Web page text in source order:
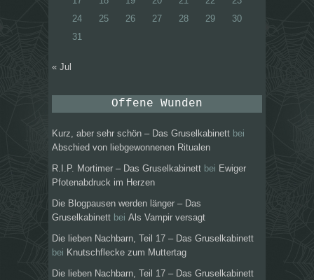
24
25 26 27 28 29
30
31
« Jul
Offene Wunden
Kurz, aber sehr schön – Das Gruselkabinett bei
Abschied von liebgewonnenen Ritualen
R.I.P. Mortimer – Das Gruselkabinett bei Ewiger
Pfotenabdruck im Herzen
Die Blogpausen werden länger – Das
Gruselkabinett bei Als Vampir versagt
Die lieben Nachbarn, Teil 17 – Das Gruselkabinett
bei Knutschflecke zum Muttertag
Die lieben Nachbarn, Teil 17 – Das Gruselkabinett